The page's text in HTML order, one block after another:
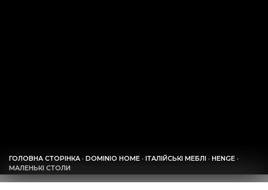
ГОЛОВНА СТОРІНКА · DOMINIO HOME · ІТАЛІЙСЬКІ МЕБЛІ · HENGE ·
МАЛЕНЬКІ СТОЛИ